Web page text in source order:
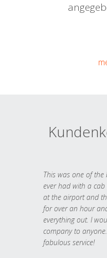
This was one of the
ever had with a
at the airport and
for over an hour
everything out. I
company to
fabulous service!